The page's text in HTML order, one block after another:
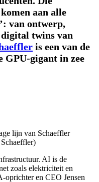
aan alle
van ontwerp,
twins van
is een van de
GPU-gigant in zee
lijn van Schaeffler
AI is de
zoals elektriciteit en
oprichter en CEO Jensen